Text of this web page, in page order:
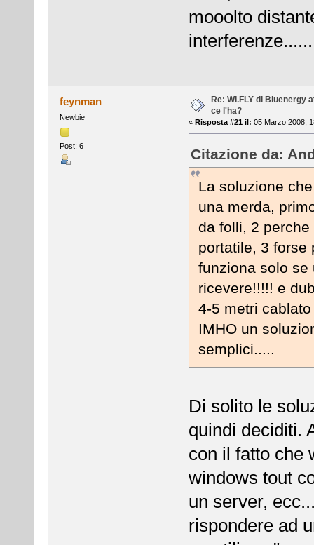
mooolto
feynman
Newbie
Post: 6
Re: WI.FLY di Bluenergy
ce l'ha?
« Risposta #21 il: 05 Marzo 2008,
Citazione da:
La soluzione
una merda,
da folli, 2
portatile, 3 forse
funziona solo se
ricevere!!!!! e
4-5 metri
IMHO un
semplici.....
Di solito le
quindi deciditi.
con il fatto che
windows tout
un server,
rispondere ad